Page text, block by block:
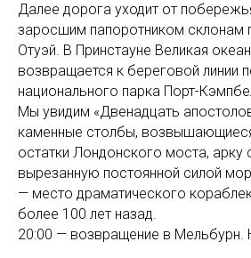
Далее дорога уходит от
заросшим папоротником склонам
Отуэй. В Принстауне Великая
возвращается к береговой линии
национального парка Порт-
Мы увидим «Двенадцать
каменные столбы,
остатки Лондонского моста, арку
вырезанную постоянной силой
— место драматического
более 100 лет назад.
20:00 — возвращение в Мельбурн.